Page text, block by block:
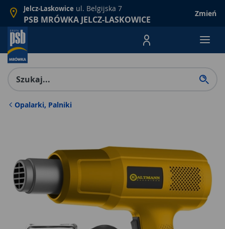
Jelcz-Laskowice ul. Belgijska 7
PSB MRÓWKA JELCZ-LASKOWICE
Zmień
Menu Produktów,
Opalarki, Palniki